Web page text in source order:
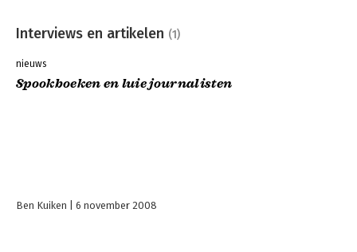
Interviews en artikelen (1)
nieuws
Spookboeken en luie journalisten
Ben Kuiken 6 november 2008